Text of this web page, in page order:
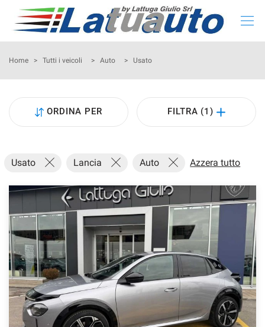
HOME
LISTA USATO
CONFIGURA LA TUA AUTO
NOLEGGIO
RITIRIAMO IL TUO USATO
ASSISTENZA
SERVIZI
DICONO DI NOI
Home > Tutti i veicoli > Auto > Usato
ORDINA PER FILTRA (1)
Usato Lancia Auto Azzera tutto